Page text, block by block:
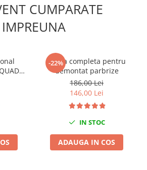
CUMPARATE
IMPREUNA
-22%
Trusa completa pentru
demontat parbrize
186,00 Lei
146,00 Lei
IN STOC
ADAUGA IN COS